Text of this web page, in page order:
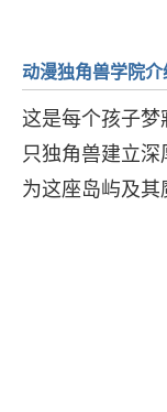
动漫独角兽学院介
这是每个孩子
只独角兽建立
为这座岛屿及